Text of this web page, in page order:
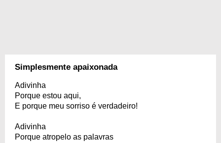
Simplesmente apaixonada
Adivinha
Porque estou aqui,
E porque meu sorriso é verdadeiro!
Adivinha
Porque atropelo as palavras